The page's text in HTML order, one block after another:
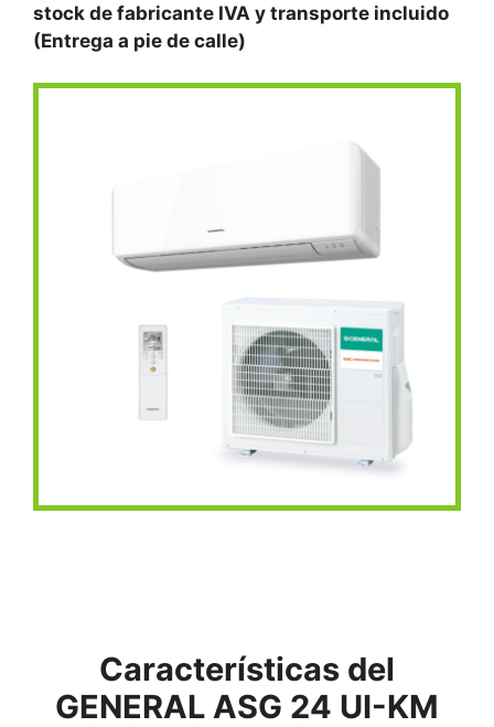
stock de fabricante IVA y transporte incluido
(Entrega a pie de calle)
Características del
GENERAL ASG 24 UI-KM